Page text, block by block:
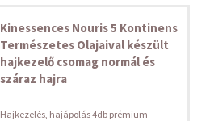
Kinessences Nouris 5 Kontinens
Természetes Olajaival készült
hajkezelő csomag normál és
száraz hajra
Hajkezelés, hajápolás 4db prémium